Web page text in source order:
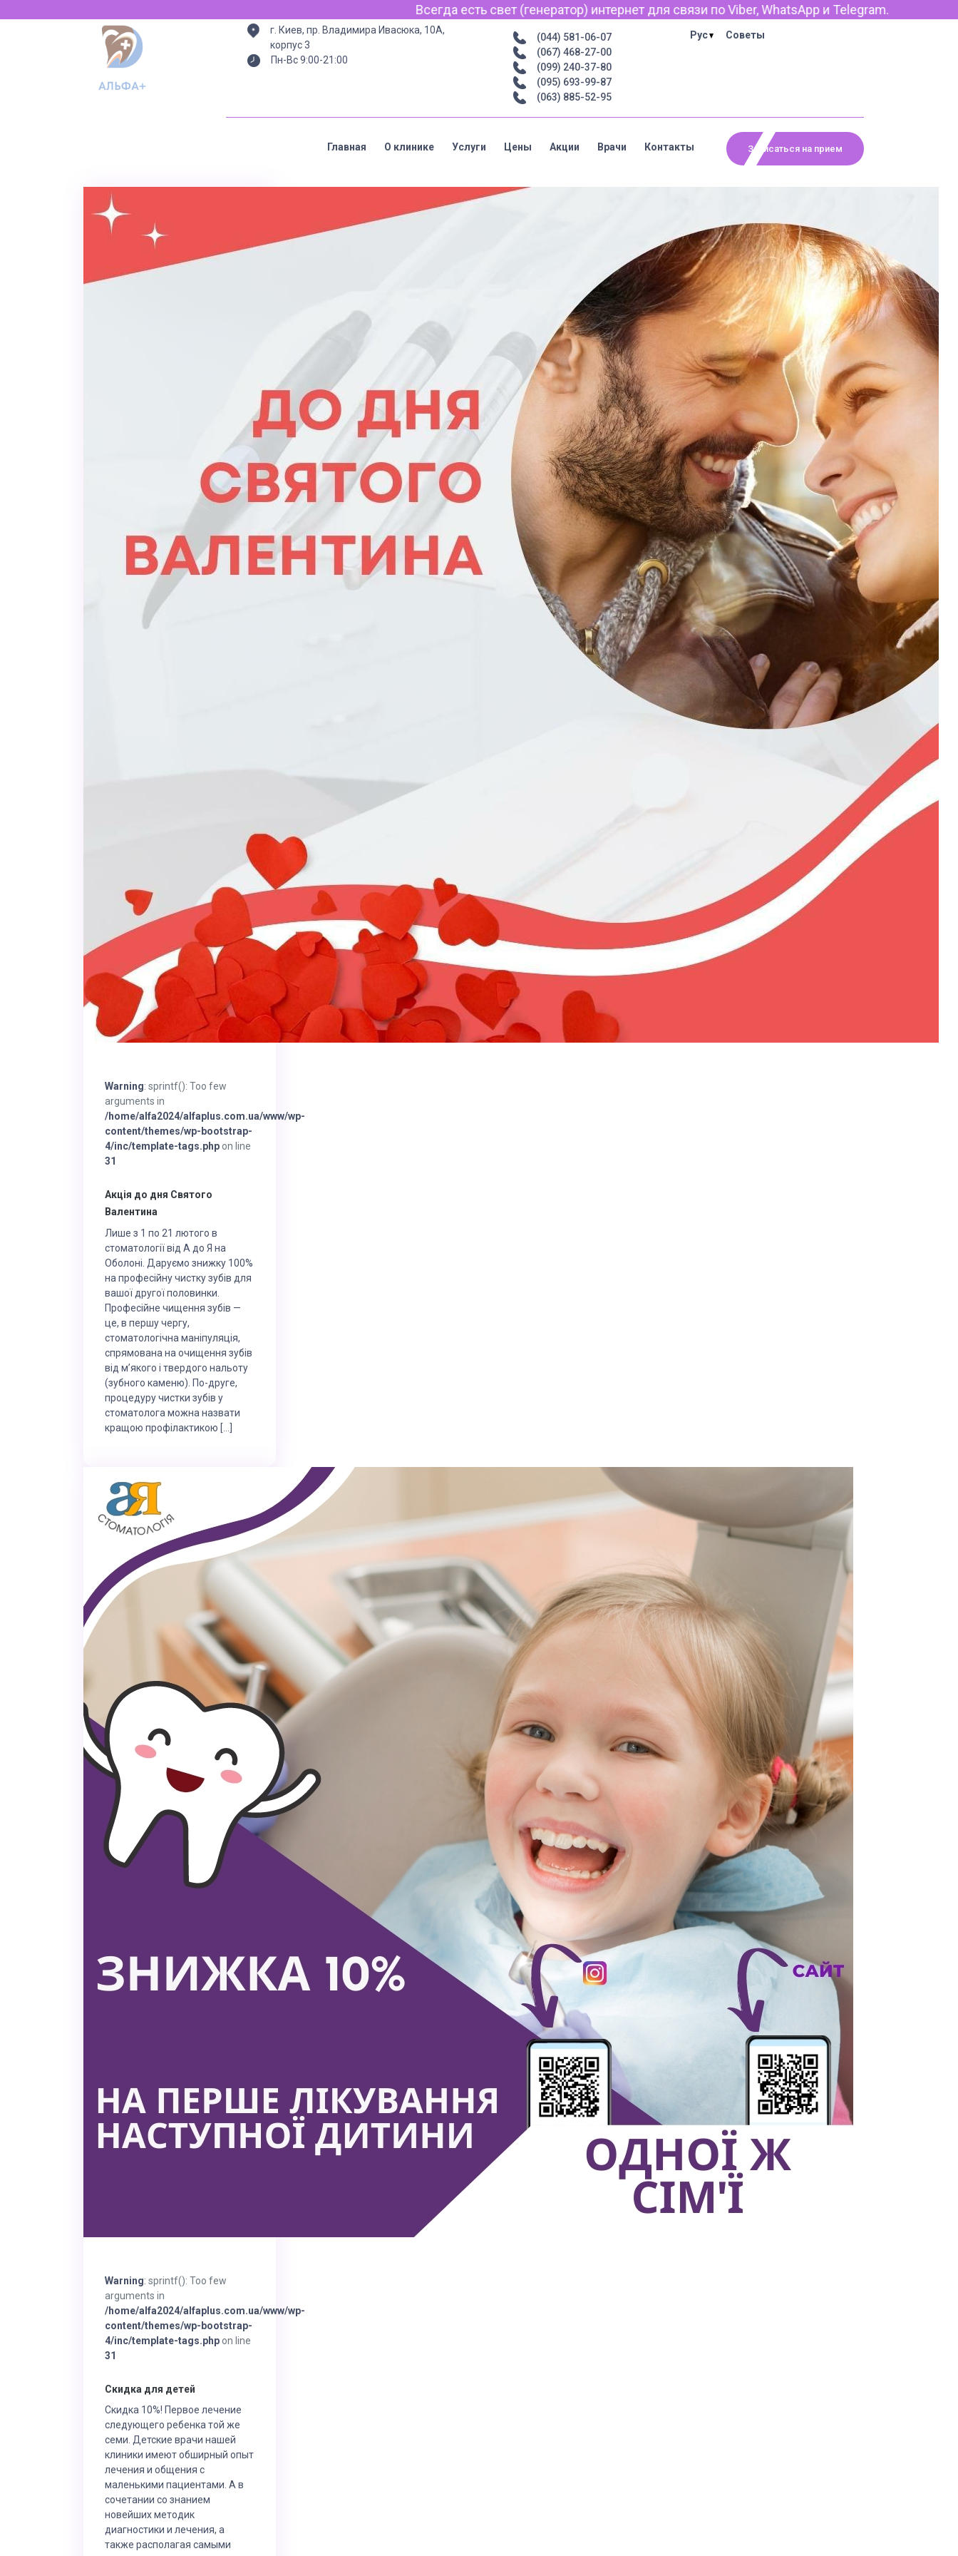
Всегда есть свет (генератор) интернет для связи по Viber, WhatsApp и Telegram.
г. Киев, пр. Владимира Ивасюка, 10А,
корпус 3
Пн-Вс 9:00-21:00
(044) 581-06-07
(067) 468-27-00
(099) 240-37-80
(095) 693-99-87
(063) 885-52-95
Рус Советы
Главная О клинике Услуги Цены Акции Врачи Контакты Записаться на прием
Warning: sprintf(): Too few
arguments in
/home/alfa2024/alfaplus.com.ua/www/wp-
content/themes/wp-bootstrap-
4/inc/template-tags.php on line
31
Акція до дня Святого
Валентина
Лише з 1 по 21 лютого в
стоматології від А до Я на
Оболоні. Даруємо знижку 100%
на професійну чистку зубів для
вашої другої половинки.
Професійне чищення зубів —
це, в першу чергу,
стоматологічна маніпуляція,
спрямована на очищення зубів
від м’якого і твердого нальоту
(зубного каменю). По-друге,
процедуру чистки зубів у
стоматолога можна назвати
кращою профілактикою […]
Warning: sprintf(): Too few
arguments in
/home/alfa2024/alfaplus.com.ua/www/wp-
content/themes/wp-bootstrap-
4/inc/template-tags.php on line
31
Скидка для детей
Скидка 10%! Первое лечение
следующего ребенка той же
семи. Детские врачи нашей
клиники имеют обширный опыт
лечения и общения с
маленькими пациентами. А в
сочетании со знанием
новейших методик
диагностики и лечения, а
также располагая самыми